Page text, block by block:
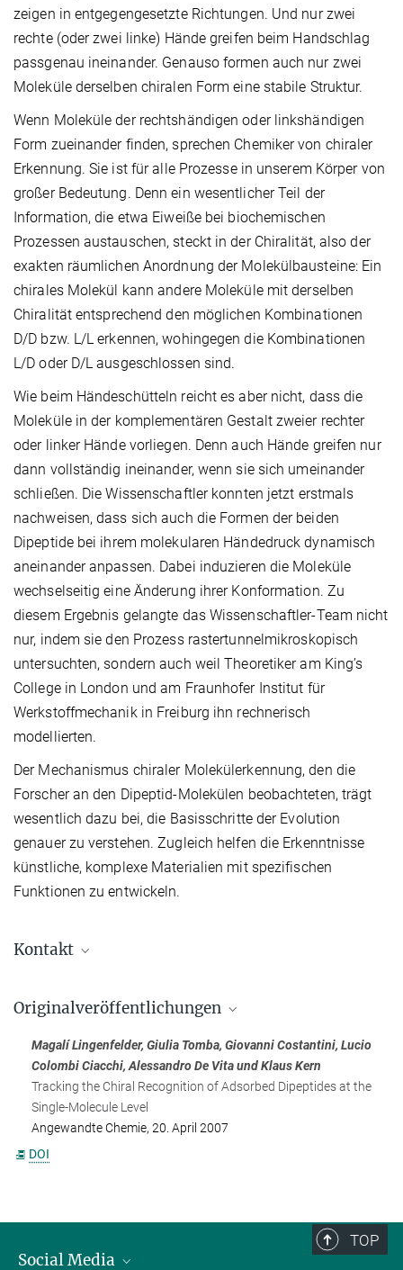
zeigen in entgegengesetzte Richtungen. Und nur zwei
rechte (oder zwei linke) Hände greifen beim Handschlag
passgenau ineinander. Genauso formen auch nur zwei
Moleküle derselben chiralen Form eine stabile Struktur.
Wenn Moleküle der rechtshändigen oder linkshändigen
Form zueinander finden, sprechen Chemiker von chiraler
Erkennung. Sie ist für alle Prozesse in unserem Körper von
großer Bedeutung. Denn ein wesentlicher Teil der
Information, die etwa Eiweiße bei biochemischen
Prozessen austauschen, steckt in der Chiralität, also der
exakten räumlichen Anordnung der Molekülbausteine: Ein
chirales Molekül kann andere Moleküle mit derselben
Chiralität entsprechend den möglichen Kombinationen
D/D bzw. L/L erkennen, wohingegen die Kombinationen
L/D oder D/L ausgeschlossen sind.
Wie beim Händeschütteln reicht es aber nicht, dass die
Moleküle in der komplementären Gestalt zweier rechter
oder linker Hände vorliegen. Denn auch Hände greifen nur
dann vollständig ineinander, wenn sie sich umeinander
schließen. Die Wissenschaftler konnten jetzt erstmals
nachweisen, dass sich auch die Formen der beiden
Dipeptide bei ihrem molekularen Händedruck dynamisch
aneinander anpassen. Dabei induzieren die Moleküle
wechselseitig eine Änderung ihrer Konformation. Zu
diesem Ergebnis gelangte das Wissenschaftler-Team nicht
nur, indem sie den Prozess rastertunnelmikroskopisch
untersuchten, sondern auch weil Theoretiker am King’s
College in London und am Fraunhofer Institut für
Werkstoffmechanik in Freiburg ihn rechnerisch
modellierten.
Der Mechanismus chiraler Molekülerkennung, den die
Forscher an den Dipeptid-Molekülen beobachteten, trägt
wesentlich dazu bei, die Basisschritte der Evolution
genauer zu verstehen. Zugleich helfen die Erkenntnisse
künstliche, komplexe Materialien mit spezifischen
Funktionen zu entwickeln.
Kontakt
+49 711 689-1620
m.lingenfelder@...
Max-Planck-Institut für Festkörperforschung, Stuttgart
Originalveröffentlichungen
Magalí Lingenfelder, Giulia Tomba, Giovanni Costantini, Lucio
Colombi Ciacchi, Alessandro De Vita und Klaus Kern
Tracking the Chiral Recognition of Adsorbed Dipeptides at the
Single-Molecule Level
Angewandte Chemie, 20. April 2007
DOI
TOP
Social Media